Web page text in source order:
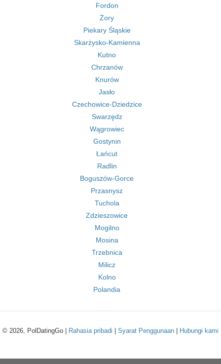
Fordon
Żory
Piekary Śląskie
Skarżysko-Kamienna
Kutno
Chrzanów
Knurów
Jasło
Czechowice-Dziedzice
Swarzędz
Wągrowiec
Gostynin
Łańcut
Radlin
Boguszów-Gorce
Przasnysz
Tuchola
Zdzieszowice
Mogilno
Mosina
Trzebnica
Milicz
Kolno
Polandia
© 2026, PolDatingGo | Rahasia pribadi Syarat Penggunaan Hubungi kami